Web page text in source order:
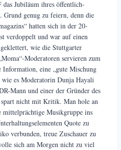
Jubiläum ihres öffentlich-
Grund genug zu feiern, denn die
hatten sich in der 20-
verdoppelt und war auf einen
wie die Stuttgarter
Moderatoren servieren zum
eine „gute Mischung
es Moderatorin Dunja Hayali
Mann und einer der Gründer des
spart nicht mit Kritik. Man hole an
mittelprächtige Musikgruppe ins
Quote zu
verbunden, treue Zuschauer zu
sich am Morgen nicht zu viel